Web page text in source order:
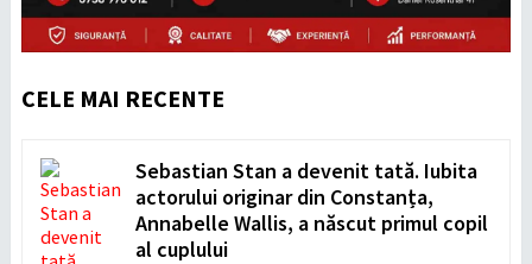
CELE MAI RECENTE
Sebastian Stan a devenit tată. Iubita
actorului originar din Constanța,
Annabelle Wallis, a născut primul copil
al cuplului